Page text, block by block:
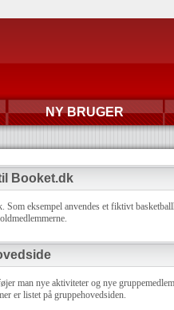
NY BRUGER
Booket.dk
eksempel anvendes et fiktivt
man nye aktiviteter og nye
er listet på gruppehovedsiden.